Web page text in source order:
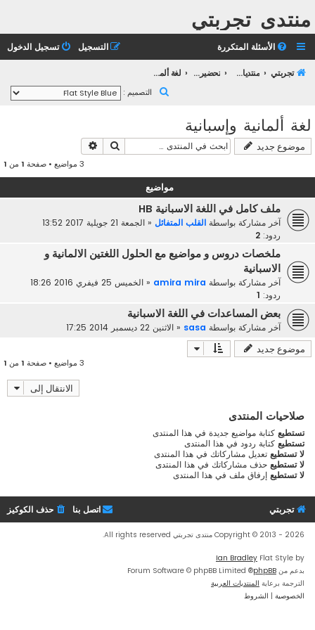
منتدى تجربتي
الأسئلة المتكررة تسجيل الدخول التسجيل
تجربتي منتديات التعليم الثانوي تحضير بكالوريا 2023 لغة ألمانية وإسبانية
التصميم :
لغة ألمانية وإسبانية
موضوع جديد بحث
3 مواضيع • صفحة 1 من 1
مواضيع
ملف كامل في اللغة الاسبانية HB
آخر مشاركة بواسطة القلب المتفائل « الجمعة 21 جويلية 2017 13:52
ردود: 2
ملخصات دروس و مواضيع مع الحلول اللغتين الالمانية و
الاسبانية
آخر مشاركة بواسطة amira mira
« الخميس 25 فيفري 2016 18:26
ردود: 1
بعض المساعدات في اللغة الاسبانية
آخر مشاركة بواسطة sasa
« الاثنين 22 ديسمبر 2014 17:25
موضوع جديد
3 مواضيع • صفحة 1 من 1
الانتقال إلى
صلاحيات المنتدى
تستطيع كتابة مواضيع جديدة في هذا المنتدى
تستطيع كتابة ردود في هذا المنتدى
لا تستطيع تعديل مشاركاتك في هذا المنتدى
لا تستطيع حذف مشاركاتك في هذا المنتدى
لا تستطيع إرفاق ملف في هذا المنتدى
تجربتي حذف الكوكيز اتصل بنا
Copyright © 2013 - 2026 منتدى تجربتي All rights reserved.
Flat Style by
Ian Bradley
بدعم من phpBB
® Forum Software © phpBB Limited
الترجمة برعاية المنتديات العربية
الخصوصية | الشروط